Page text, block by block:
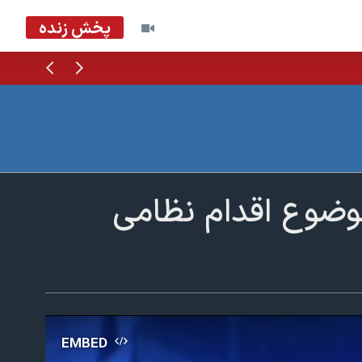
پخش زنده
قبلی
اقدام نظامی
EMBED